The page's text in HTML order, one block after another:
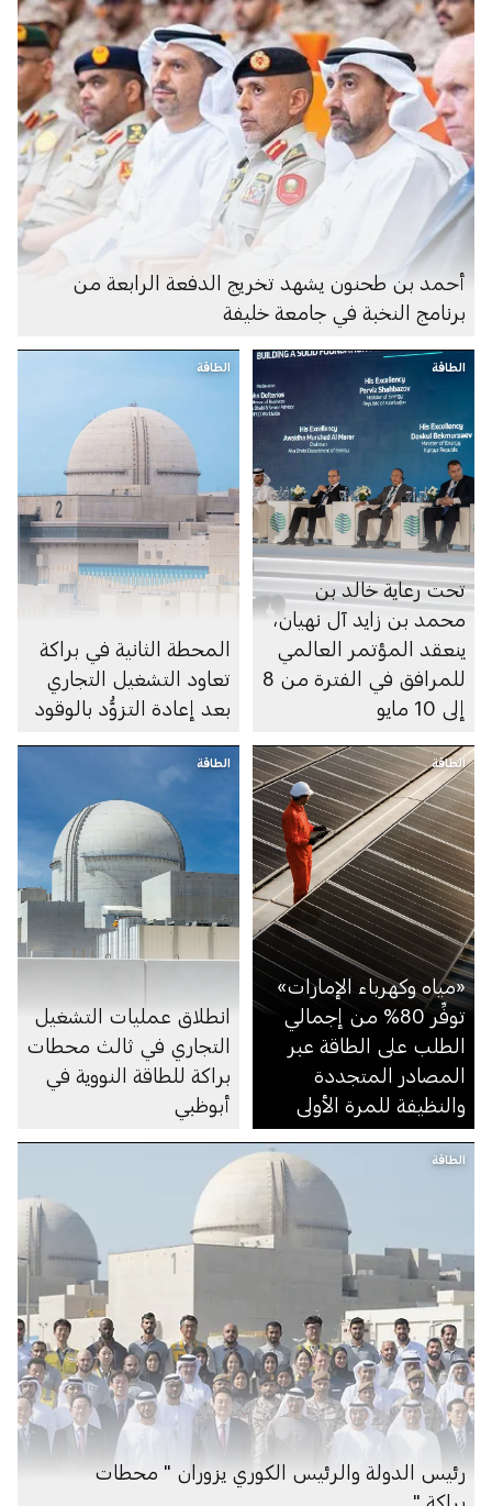
أحمد بن طحنون يشهد تخريج الدفعة الرابعة من
برنامج النخبة في جامعة خليفة
الطاقة
تحت رعاية خالد بن
محمد بن زايد آل نهيان،
ينعقد المؤتمر العالمي
للمرافق في الفترة من 8
إلى 10 مايو
الطاقة
المحطة الثانية في براكة
تعاود التشغيل التجاري
بعد إعادة التزوُّد بالوقود
الطاقة
«مياه وكهرباء الإمارات»
توفِّر 80% من إجمالي
الطلب على الطاقة عبر
المصادر المتجددة
والنظيفة للمرة الأولى
الطاقة
انطلاق عمليات التشغيل
التجاري في ثالث محطات
براكة للطاقة النووية في
أبوظبي
الطاقة
رئيس الدولة والرئيس الكوري يزوران " محطات